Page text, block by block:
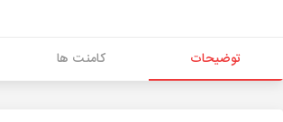
توضیحات کامنت ها